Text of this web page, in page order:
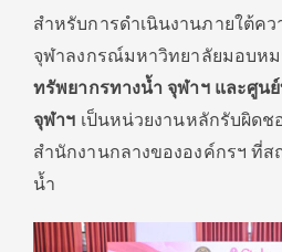
สำหรับการดำเนินงานภายใต้ค
จุฬาลงกรณ์มหาวิทยาลัยมอบหม
ทรัพยากรทางน้ำ จุฬาฯ และศูน
จุฬาฯ เป็นหน่วยงานหลักรับผิดช
สำนักงานกลางขององค์กรฯ ที่ส
น้ำ